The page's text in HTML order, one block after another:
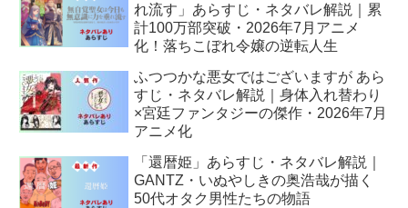
れ流す」あらすじ・ネタバレ解説｜累
計100万部突破・2026年7月アニメ
化！落ちこぼれ令嬢の逆転人生
ふつつかな悪女ではございますが あら
すじ・ネタバレ解説｜身体入れ替わり
×宮廷ファンタジーの傑作・2026年7月
アニメ化
「還暦姫」あらすじ・ネタバレ解説｜
GANTZ・いぬやしきの奥浩哉が描く
50代オタク男性たちの物語